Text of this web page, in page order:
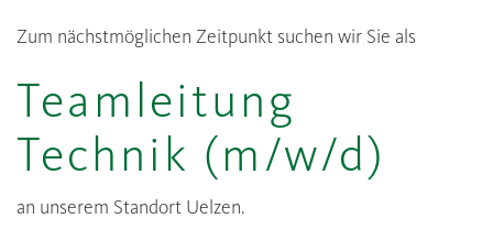
Zum nächstmöglichen Zeitpunkt suchen wir Sie als
Teamleitung
Technik (m/w/d)
an unserem Standort Uelzen.